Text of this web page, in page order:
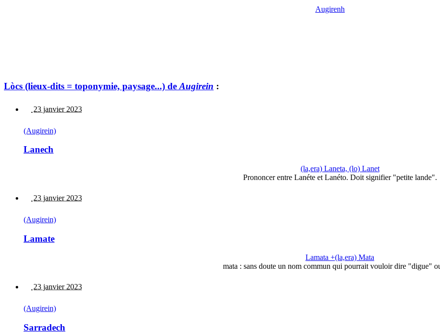
Augirenh
Lòcs (lieux-dits = toponymie, paysage...) de Augirein :
23 janvier 2023
(Augirein)
Lanech
(la,era) Laneta, (lo) Lanet
Prononcer entre Lanéte et Lanéto. Doit signifier "petite lande".
23 janvier 2023
(Augirein)
Lamate
Lamata +(la,era) Mata
mata : sans doute un nom commun qui pourrait vouloir dire "digue"
23 janvier 2023
(Augirein)
Sarradech